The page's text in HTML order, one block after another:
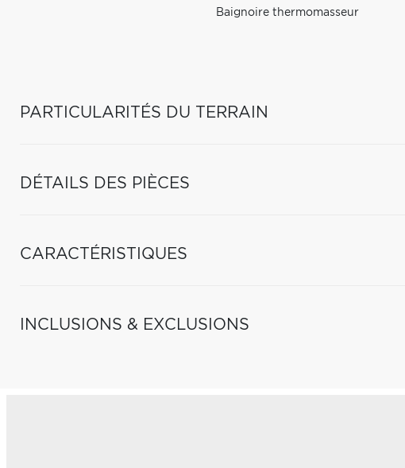
Baignoire thermomasseur
PARTICULARITÉS DU TERRAIN
DÉTAILS DES PIÈCES
CARACTÉRISTIQUES
INCLUSIONS & EXCLUSIONS